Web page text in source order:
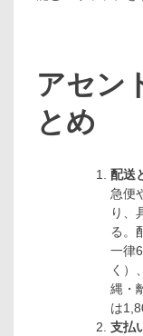
アセン
とめ
配送
急便
り、
る。
一律
く）
縄・
は
支払